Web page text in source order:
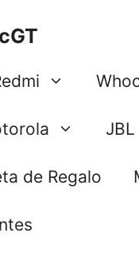
JBL
de Regalo